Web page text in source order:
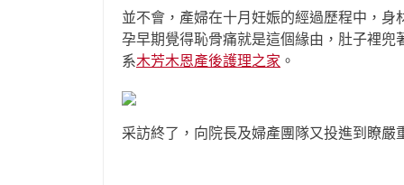
並不會，產婦在十月妊娠的經過歷程中，身
孕早期覺得恥骨痛就是這個緣由，肚子裡
系木芳木恩產後護理之家 。
采訪終了，向院長及婦產團隊又投進到瞭